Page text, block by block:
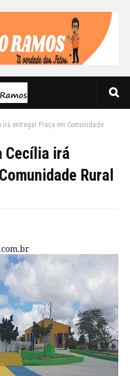
irá entregar Praça em Comunidade
Cecília irá
Rural